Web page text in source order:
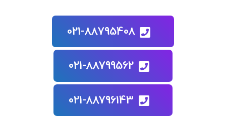
021-88795408
021-88799562
021-88796143